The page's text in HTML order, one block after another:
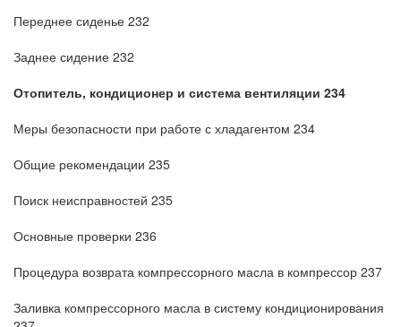
Переднее сиденье 232
Заднее сидение 232
Отопитель, кондиционер и система вентиляции 234
Меры безопасности при работе с хладагентом 234
Общие рекомендации 235
Поиск неисправностей 235
Основные проверки 236
Процедура возврата компрессорного масла в компрессор 237
Заливка компрессорного масла в систему кондиционирования